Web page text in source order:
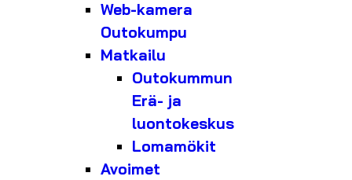
Web-kamera
Outokumpu
Matkailu
Outokummun
Erä- ja
luontokeskus
Lomamökit
Avoimet